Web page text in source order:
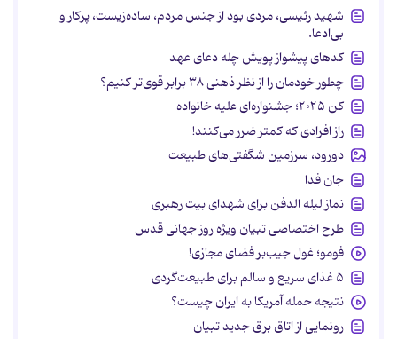
شهید رئیسی، مردی بود از جنس مردم، ساده‌زیست، پرکار و
بی‌ادعا.
کدهای پیشواز پویش چله دعای عهد
چطور خودمان را از نظر ذهنی ۳۸ برابر قوی‌تر کنیم؟
کن ۲۰۲۵؛ جشنواره‌ای علیه خانواده
راز افرادی که کمتر ضرر می‌کنند!
دورود، سرزمین شگفتی‌های طبیعت
جان فدا
نماز لیله الدفن برای شهدای بیت رهبری
طرح اختصاصی تبیان ویژه روز جهانی قدس
فومو؛ غول جیب‌بر فضای مجازی!
۵ غذای سریع و سالم برای طبیعت‌گردی
نتیجه حمله آمریکا به ایران چیست؟
رونمایی از اتاق برق جدید تبیان